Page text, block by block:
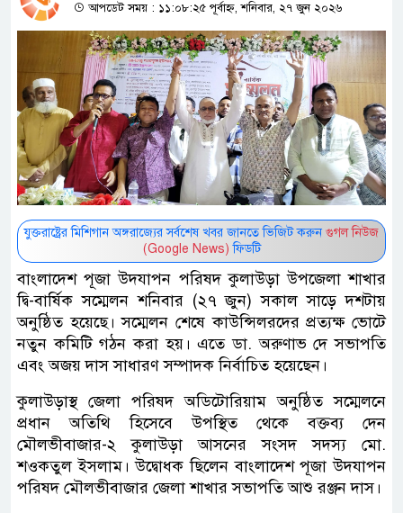
আপডেট সময় : ১১:০৮:২৫ পূর্বাহ্ন, শনিবার, ২৭ জুন ২০২৬
যুক্তরাষ্ট্রের মিশিগান অঙ্গরাজ্যের সর্বশেষ খবর জানতে ভিজিট করুন গুগল নিউজ
(Google News) ফিডটি
বাংলাদেশ পূজা উদযাপন পরিষদ কুলাউড়া উপজেলা শাখার
দ্বি-বার্ষিক সম্মেলন শনিবার (২৭ জুন) সকাল সাড়ে দশটায়
অনুষ্ঠিত হয়েছে। সম্মেলন শেষে কাউন্সিলরদের প্রত্যক্ষ ভোটে
নতুন কমিটি গঠন করা হয়। এতে ডা. অরুণাভ দে সভাপতি
এবং অজয় দাস সাধারণ সম্পাদক নির্বাচিত হয়েছেন।
কুলাউড়াস্থ জেলা পরিষদ অডিটোরিয়াম অনুষ্ঠিত সম্মেলনে
প্রধান অতিথি হিসেবে উপস্থিত থেকে বক্তব্য দেন
মৌলভীবাজার-২ কুলাউড়া আসনের সংসদ সদস্য মো.
শওকতুল ইসলাম। উদ্বোধক ছিলেন বাংলাদেশ পূজা উদযাপন
পরিষদ মৌলভীবাজার জেলা শাখার সভাপতি আশু রঞ্জন দাস।